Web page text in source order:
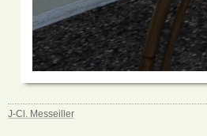
J-Cl. Messeiller